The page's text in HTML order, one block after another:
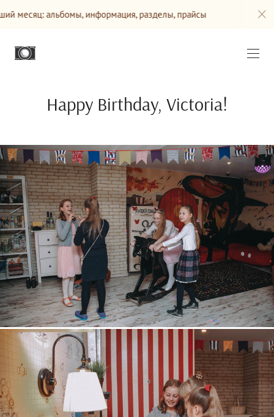
информация, разделы, прайсы Сайт будет
Happy Birthday, Victoria!